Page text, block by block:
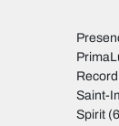
Record
Saint-
Spirit